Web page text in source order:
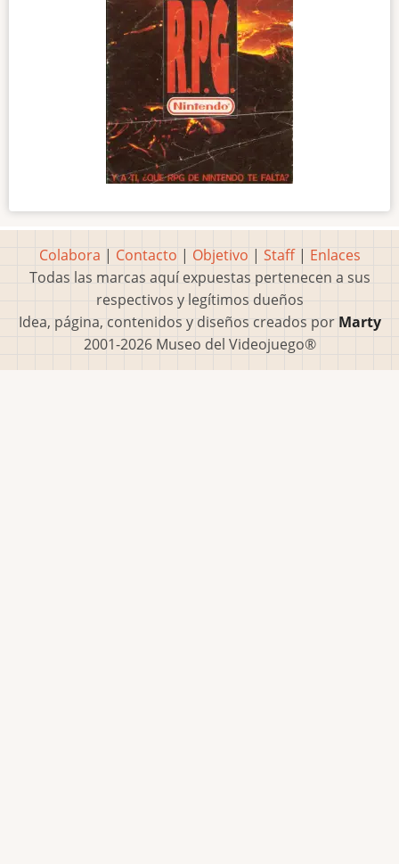
Colabora | Contacto | Objetivo | Staff| Enlaces
Todas las marcas aquí expuestas pertenecen a sus
respectivos y legítimos dueños
Idea, página, contenidos y diseños creados por Marty
2001-2026 Museo del Videojuego®